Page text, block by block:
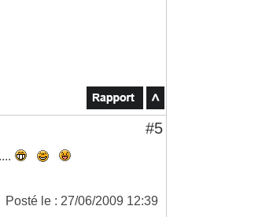
#5
Posté le : 27/06/2009 12:39